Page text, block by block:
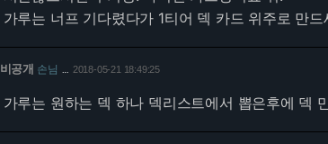
가루는 너프 기다렸다가 1티어 덱 카드 위주로 만드
비공개 손님 2018-05-21 18:49:25
가루는 원하는 덱 하나 덱리스트에서 뽑은후에 덱